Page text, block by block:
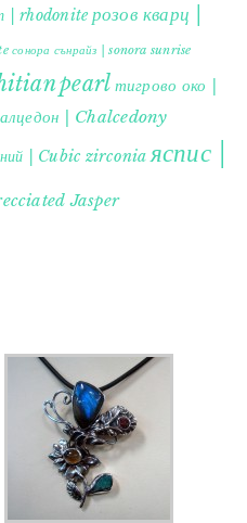
| rhodonite розов кварц |
сонора сънрайз | sonora sunrise
pearl тигрово око |
| Chalcedony
| Cubic zirconia яспис |
Jasper